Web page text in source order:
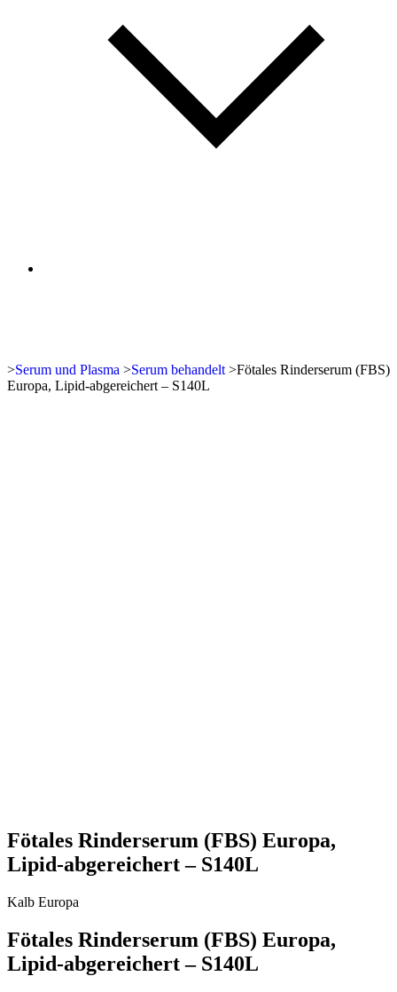
>Serum und Plasma >Serum behandelt >Fötales Rinderserum (FBS)
Europa, Lipid-abgereichert – S140L
Fötales Rinderserum (FBS) Europa,
Lipid-abgereichert – S140L
Kalb Europa
Fötales Rinderserum (FBS) Europa,
Lipid-abgereichert – S140L